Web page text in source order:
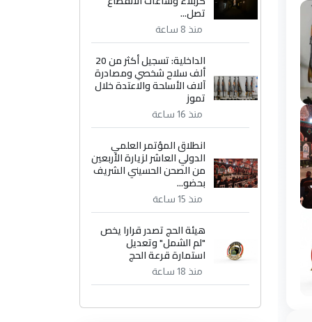
تصل...
منذ 8 ساعة
الداخلية: تسجيل أكثر من 20
ألف سلاح شخصي ومصادرة
آلاف الأسلحة والاعتدة خلال
تموز
منذ 16 ساعة
انطلاق المؤتمر العلمي
الدولي العاشر لزيارة الأربعين
من الصحن الحسيني الشريف
بحضو...
منذ 15 ساعة
هيئة الحج تصدر قرارا يخص
"لم الشمل" وتعديل
استمارة قرعة الحج
منذ 18 ساعة